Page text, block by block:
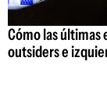
Cómo las
outsiders e